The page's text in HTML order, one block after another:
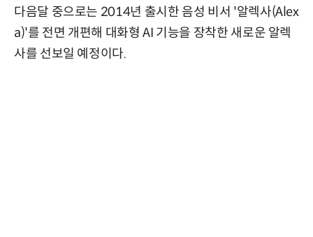
다음달 중으로는 2014년 출시한 음성 비서 '알렉사(Alex
a)'를 전면 개편해 대화형 AI 기능을 장착한 새로운 알렉
사를 선보일 예정이다.